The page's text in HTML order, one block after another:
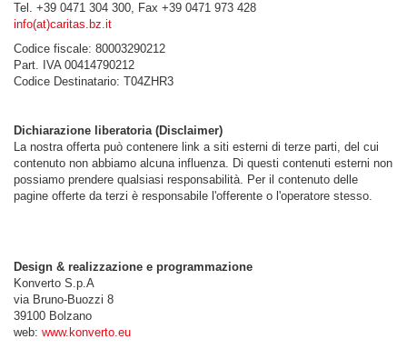
Tel. +39 0471 304 300, Fax +39 0471 973 428
info(at)caritas.bz.it
Codice fiscale: 80003290212
Part. IVA 00414790212
Codice Destinatario: T04ZHR3
Dichiarazione liberatoria (Disclaimer)
La nostra offerta può contenere link a siti esterni di terze parti, del cui
contenuto non abbiamo alcuna influenza. Di questi contenuti esterni non
possiamo prendere qualsiasi responsabilità. Per il contenuto delle
pagine offerte da terzi è responsabile l'offerente o l'operatore stesso.
Design & realizzazione e programmazione
Konverto S.p.A
via Bruno-Buozzi 8
39100 Bolzano
web: www.konverto.eu